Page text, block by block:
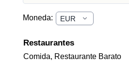
Moneda:
Restaurantes
Comida, Restaurante Barato